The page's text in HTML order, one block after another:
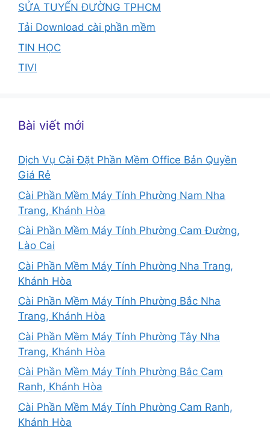
SỬA TUYẾN ĐƯỜNG TPHCM
Tải Download cài phần mềm
TIN HỌC
TIVI
Bài viết mới
Dịch Vụ Cài Đặt Phần Mềm Office Bản Quyền
Giá Rẻ
Cài Phần Mềm Máy Tính Phường Nam Nha
Trang, Khánh Hòa
Cài Phần Mềm Máy Tính Phường Cam Đường,
Lào Cai
Cài Phần Mềm Máy Tính Phường Nha Trang,
Khánh Hòa
Cài Phần Mềm Máy Tính Phường Bắc Nha
Trang, Khánh Hòa
Cài Phần Mềm Máy Tính Phường Tây Nha
Trang, Khánh Hòa
Cài Phần Mềm Máy Tính Phường Bắc Cam
Ranh, Khánh Hòa
Cài Phần Mềm Máy Tính Phường Cam Ranh,
Khánh Hòa